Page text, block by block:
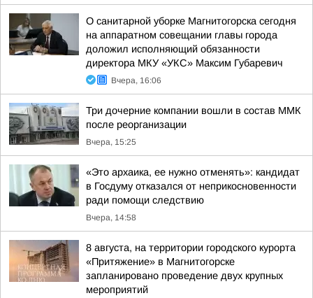
О санитарной уборке Магнитогорска сегодня
на аппаратном совещании главы города
доложил исполняющий обязанности
директора МКУ «УКС» Максим Губаревич
Вчера, 16:06
Три дочерние компании вошли в состав ММК
после реорганизации
Вчера, 15:25
«Это архаика, ее нужно отменять»: кандидат
в Госдуму отказался от неприкосновенности
ради помощи следствию
Вчера, 14:58
8 августа, на территории городского курорта
«Притяжение» в Магнитогорске
запланировано проведение двух крупных
мероприятий